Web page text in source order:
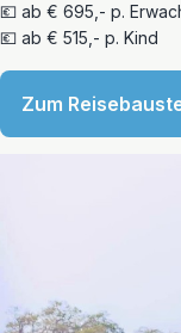
💶 ab € 695,- p.
💶 ab € 515,- p. Kind
Zum